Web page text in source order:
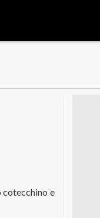
cotecchino e